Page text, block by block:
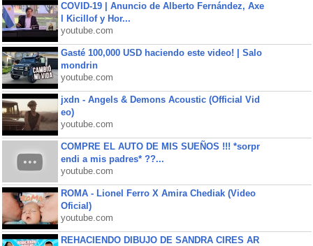
COVID-19 | Anuncio de Alberto Fernández, Axe
l Kicillof y Hor...
youtube.com
Gasté 100,000 USD haciendo este video! | Salo
mondrin
youtube.com
jxdn - Angels & Demons Acoustic (Official Vid
eo)
youtube.com
COMPRE EL AUTO DE MIS SUEÑOS !!! *sorpr
endi a mis padres* ??...
youtube.com
ROMA - Lionel Ferro X Amira Chediak (Video
Oficial)
youtube.com
REHACIENDO DIBUJO DE SANDRA CIRES AR